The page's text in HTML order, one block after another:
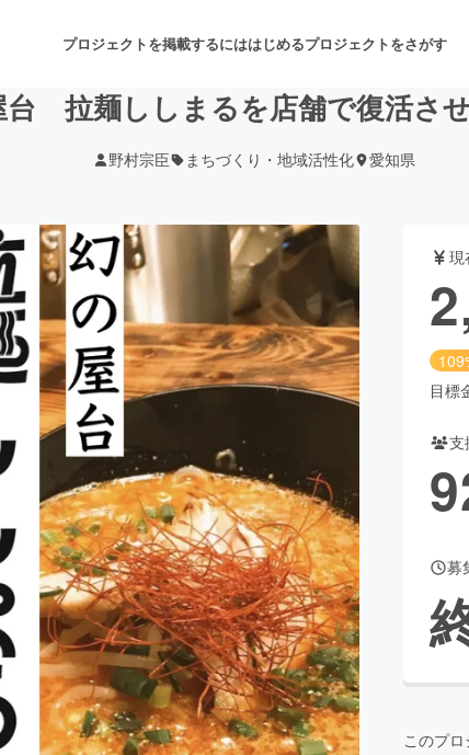
プロジェクトを掲載するにははじめるプロジェクトをさがす
音楽 舞台・パフォーマン
ゲーム・サービス開発 フード・飲食店
書籍・雑誌出版 アニメ・漫画
チャレンジ ビューティー・ヘ
CAMPFIRE for Social GoodCAMPFIRE Creation
CAMPFIREふるさと納税machi-yaコミュニティ
台 拉麺ししまるを店舗で復活さ
野村宗臣 まちづくり・地域活性化 愛知県
現
目標
支
募
このプロ